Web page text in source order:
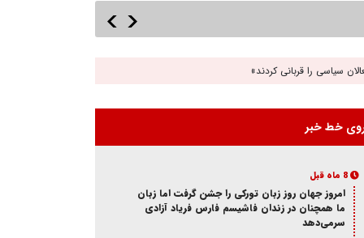
سیاسی را قربانی کردند»
خط خبر
8 ماه قبل
امروز جهان روز زبان تورکی را جشن گرفت اما زبان
ما همچنان در زندان فاشیسم فارس فریاد آزادی
سر‌می‌دهد